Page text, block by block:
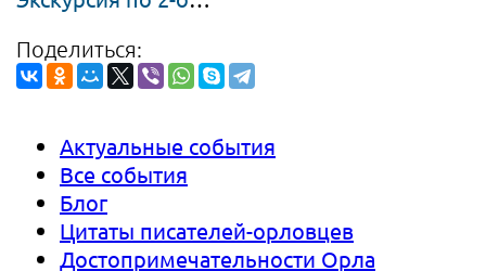
Поделиться:
Актуальные события
Все события
Блог
Цитаты писателей-орловцев
Достопримечательности Орла